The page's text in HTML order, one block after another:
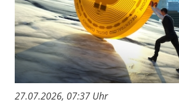
27.07.2026, 07:37 Uhr